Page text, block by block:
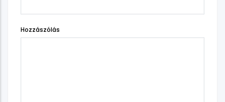
Hozzászólás